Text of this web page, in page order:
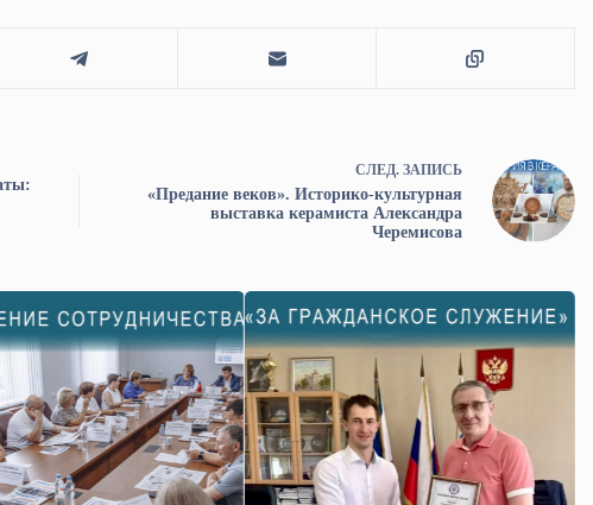
СЛЕД. ЗАПИСЬ
«Предание веков». Историко-культурная
выставка керамиста Александра
Черемисова